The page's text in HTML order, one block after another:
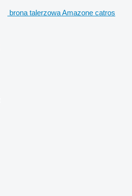
brona talerzowa Amazone catros